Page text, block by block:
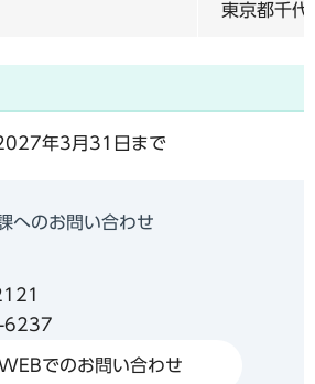
東京都千
年3月31日まで
へのお問い合わせ
6237
でのお問い合わせ